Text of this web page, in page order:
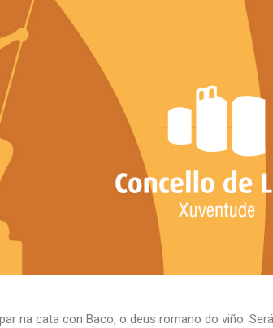
na cata con Baco, o deus romano do viño.